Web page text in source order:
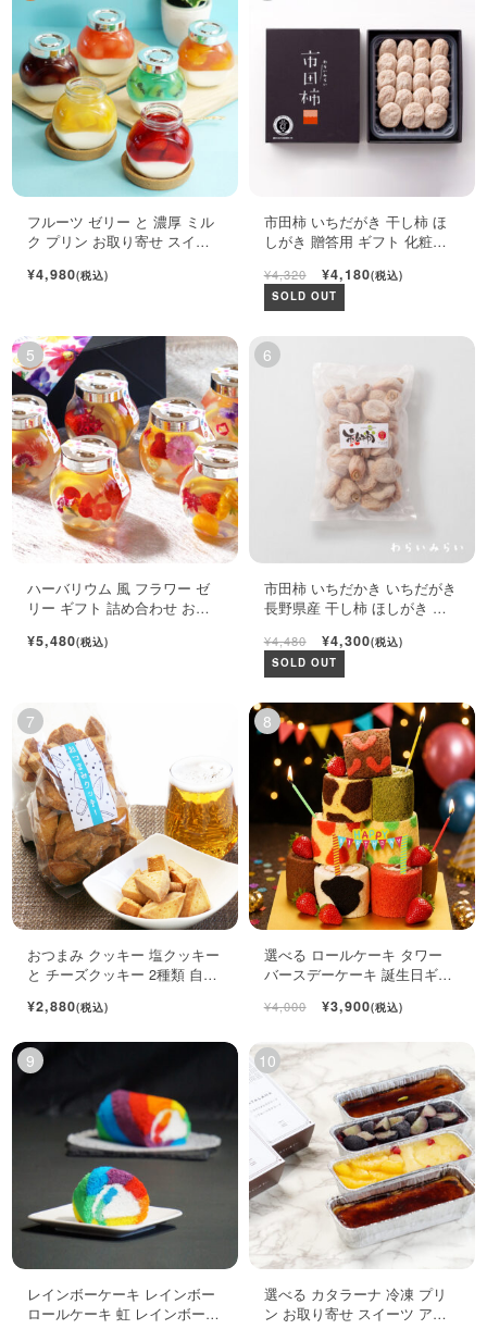
フルーツ ゼリー と 濃厚 ミル
ク プリン お取り寄せ スイー
¥4,980(税込)
市田柿 いちだがき 干し柿 ほ
しがき 贈答用 ギフト 化粧箱
¥4,320 ¥4,180(税込)
SOLD OUT
ハーバリウム 風 フラワー ゼ
リー ギフト 詰め合わせ おし
¥5,480(税込)
市田柿 いちだかき いちだがき
長野県産 干し柿 ほしがき い
¥4,480 ¥4,300(税込)
SOLD OUT
おつまみ クッキー 塩クッキー
と チーズクッキー 2種類 自宅
¥2,880(税込)
選べる ロールケーキ タワー
バースデーケーキ 誕生日ギフ
¥4,000 ¥3,900(税込)
レインボーケーキ レインボー
ロールケーキ 虹 レインボース
選べる カタラーナ 冷凍 プリ
ン お取り寄せ スイーツ アイ